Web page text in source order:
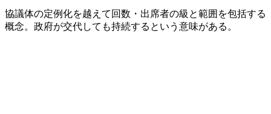
協議体の定例化を越えて回数・出席者の級と範囲を包括する
概念。政府が交代しても持続するという意味がある。